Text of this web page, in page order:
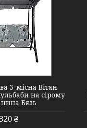
3-місна Вітан
на сірому
Бязь
₴